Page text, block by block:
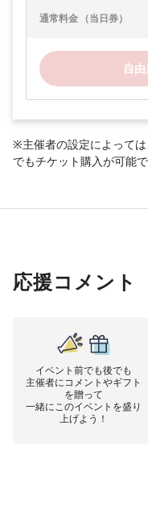
通常料金 （当日券）
自
※主催者の設定によって
でもチケット購入が可能で
応援コメント
イベント前でも後でも
主催者にコメントやギフト
を贈って
一緒にこのイベントを盛り
上げよう！